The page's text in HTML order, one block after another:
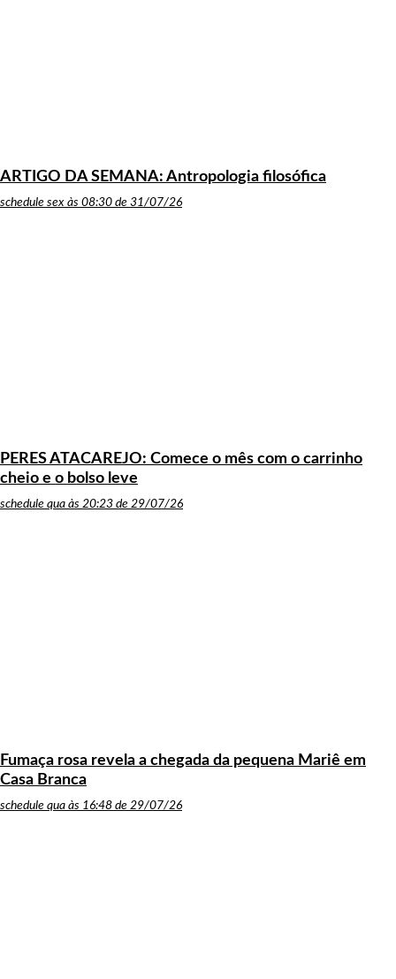
ARTIGO DA SEMANA: Antropologia filosófica
schedule sex às 08:30 de 31/07/26
PERES ATACAREJO: Comece o mês com o carrinho
cheio e o bolso leve
schedule qua às 20:23 de 29/07/26
Fumaça rosa revela a chegada da pequena Mariê em
Casa Branca
schedule qua às 16:48 de 29/07/26